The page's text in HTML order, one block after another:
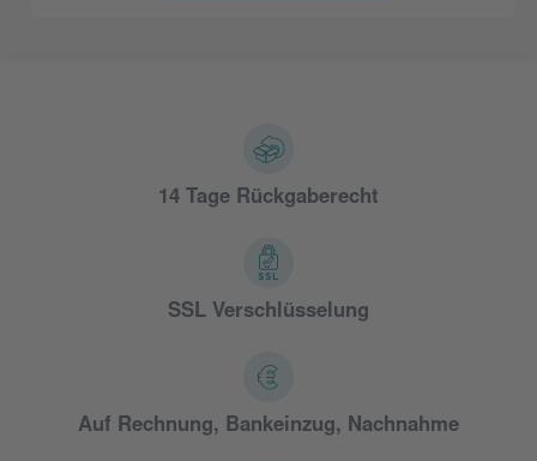
14 Tage Rückgaberecht
SSL Verschlüsselung
Auf Rechnung, Bankeinzug, Nachnahme